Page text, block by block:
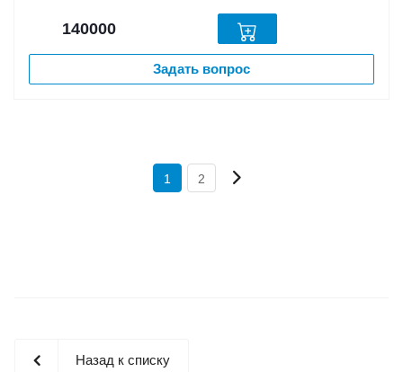
140000
Задать вопрос
1 2
Назад к списку